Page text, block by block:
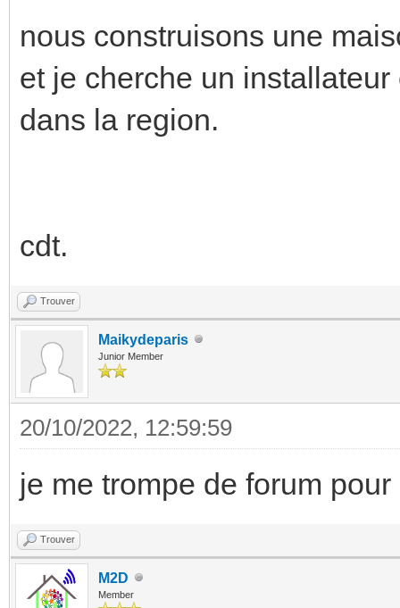
nous construisons une
et je cherche un
dans la region.
cdt.
Trouver
Maikydeparis
Junior Member
20/10/2022, 12:59:59
je me trompe de forum
Trouver
M2D
Member